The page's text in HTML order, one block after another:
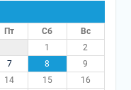
Пт Сб
Вс
1
2
7 8
9
14 15
16